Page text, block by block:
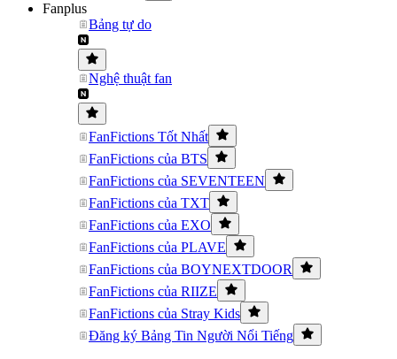
Fanplus
Bảng tự do
Nghệ thuật fan
FanFictions Tốt Nhất
FanFictions của BTS
FanFictions của SEVENTEEN
FanFictions của TXT
FanFictions của EXO
FanFictions của PLAVE
FanFictions của BOYNEXTDOOR
FanFictions của RIIZE
FanFictions của Stray Kids
Đăng ký Bảng Tin Người Nổi Tiếng